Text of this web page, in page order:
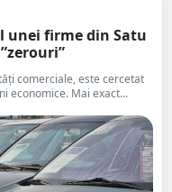
unei firme din Satu
comerciale, este cercetat
economice. Mai exact...